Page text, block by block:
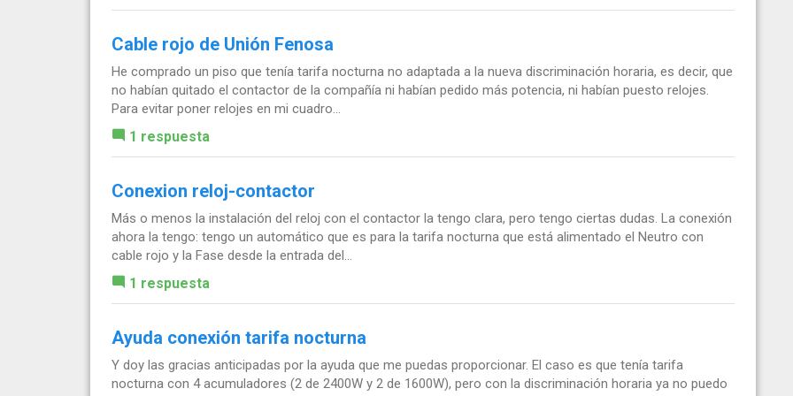
Cable rojo de Unión Fenosa
He comprado un piso que tenía tarifa nocturna no adaptada a la nueva discriminación horaria, es decir, que
no habían quitado el contactor de la compañía ni habían pedido más potencia, ni habían puesto relojes.
Para evitar poner relojes en mi cuadro...
1 respuesta
Conexion reloj-contactor
Más o menos la instalación del reloj con el contactor la tengo clara, pero tengo ciertas dudas. La conexión
ahora la tengo: tengo un automático que es para la tarifa nocturna que está alimentado el Neutro con
cable rojo y la Fase desde la entrada del...
1 respuesta
Ayuda conexión tarifa nocturna
Y doy las gracias anticipadas por la ayuda que me puedas proporcionar. El caso es que tenía tarifa
nocturna con 4 acumuladores (2 de 2400W y 2 de 1600W), pero con la discriminación horaria ya no puedo